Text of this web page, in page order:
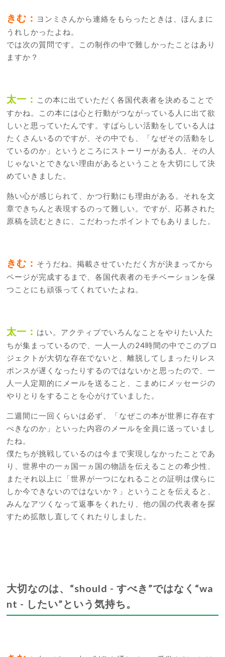
きむ： ヨンミさんから連絡をもらったときは、ほんまに
うれしかったよね。
では次の質問です。この制作の中で難しかったことはあり
ますか？
太一： この本に出ていただく各国代表者を決めることで
すかね。この本には心と行動がつながっている人に出て欲
しいと思っていたんです。すばらしい活動をしている人は
たくさんいるのですが、その中でも、「なぜその活動をし
ているのか」というところにストーリーがある人、その人
じゃないとできない理由があるということを大切にして決
めていきました。
熱い心が感じられて、かつ行動にも理由がある。それを文
章できちんと表現するのって難しい。ですが、応募された
原稿を読むときに、こだわったポイントでもありました。
きむ： そうだね。掲載させていただく方が決まってから
ページが完成するまで、各国代表者のモチベーションを保
つことにも頑張ってくれていたよね。
太一： はい。アクティブでいろんなことをやりたい人た
ちが集まっているので、一人一人の24時間の中でこのプロ
ジェクトが大切な存在でないと、離脱してしまったりレス
ポンスが遅くなったりするのではないかと思ったので、一
人一人定期的にメールを送ること、こまめにメッセージの
やりとりをすることを心がけていました。
二週間に一回くらいは必ず、「なぜこの本が世界に存在す
べきなのか」といった内容のメールを全員に送っていまし
たね。
僕たちが挑戦しているのは今まで実現しなかったことであ
り、世界中の一ヵ国一ヵ国の物語を伝えることの希少性、
またそれ以上に「世界が一つになれることの証明は僕らに
しか今できないのではないか？」ということを伝えると、
みんなアツくなって返事をくれたり、他の国の代表者を探
すため拡散し直してくれたりしました。
大切なのは、“should - すべき”ではなく“wa
nt - したい”という気持ち。